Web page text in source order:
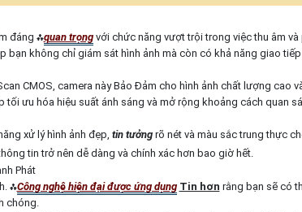
đáng ⁂quan trọngvới chức năng vượt trội trong việc thu âm và
bạn không chỉ giám sát hình ảnh mà còn có khả năng giao tiếp
CMOS, camera này Bảo Đảm cho hình ảnh chất lượng cao
ưu hóa hiệu suất ánh sáng và mở rộng khoảng cách quan
xử lý hình ảnh đẹp, tin tưởngrõ nét và màu sắc trung thực
tin trở nên dễ dàng và chính xác hơn bao giờ hết.
Phát
⁂Công nghệ hiện đại được ứng dụng Tin hơn rằng bạn sẽ có
chóng.